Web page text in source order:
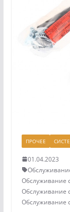
ПРОЧЕЕ
01.04.2023
Обслуживание
Обслуживание
Обслуживание